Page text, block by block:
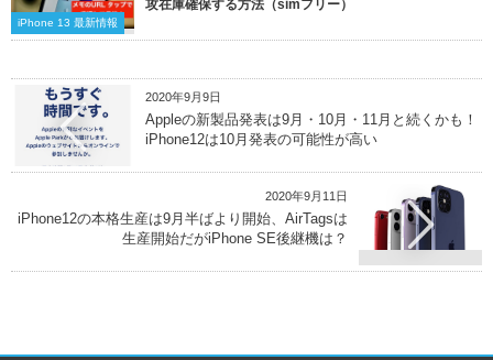
iPhone 13 最新情報
攻在庫確保する方法（simフリー）
2020年9月9日
Appleの新製品発表は9月・10月・11月と続くかも！
iPhone12は10月発表の可能性が高い
2020年9月11日
iPhone12の本格生産は9月半ばより開始、AirTagsは
生産開始だがiPhone SE後継機は？